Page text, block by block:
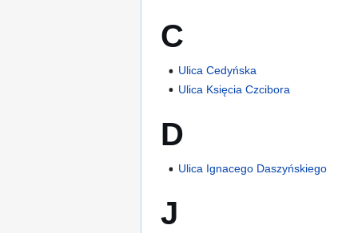
C
Ulica Cedyńska
Ulica Księcia Czcibora
D
Ulica Ignacego Daszyńskiego
J